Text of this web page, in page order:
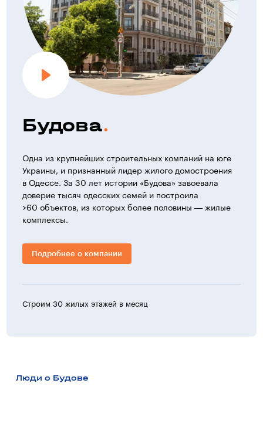
Будова
Одна из крупнейших строительных компаний на юге
Украины, и признанный лидер жилого домостроения
в Одессе. За 30 лет истории «Будова» завоевала
доверие тысяч одесских семей и построила
>60 объектов, из которых более половины — жилые
комплексы.
Подробнее о компании
Строим 30 жилых этажей в месяц
Люди о Будове